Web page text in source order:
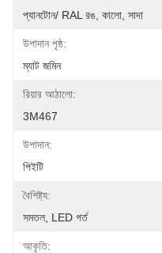
প্যানটোন/ RAL রঙ, কালো, সাদা
উপাদান পৃষ্ঠ:
ম্যাট জমিন
রিয়ার আঠালো:
3M467
উপাদান:
পিইটি
বৈশিষ্ট্য:
সমতল, LED গর্ত
আকৃতি: